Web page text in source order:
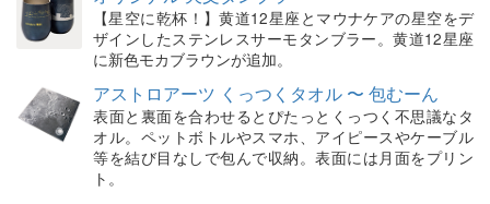
【星空に乾杯！】黄道12星座とマウナケアの星空をデ
ザインしたステンレスサーモタンブラー。黄道12星座
に新色モカブラウンが追加。
アストロアーツ くっつくタオル 〜 包むーん
表面と裏面を合わせるとぴたっとくっつく不思議なタ
オル。ペットボトルやスマホ、アイピースやケーブル
等を結び目なしで包んで収納。表面には月面をプリン
ト。